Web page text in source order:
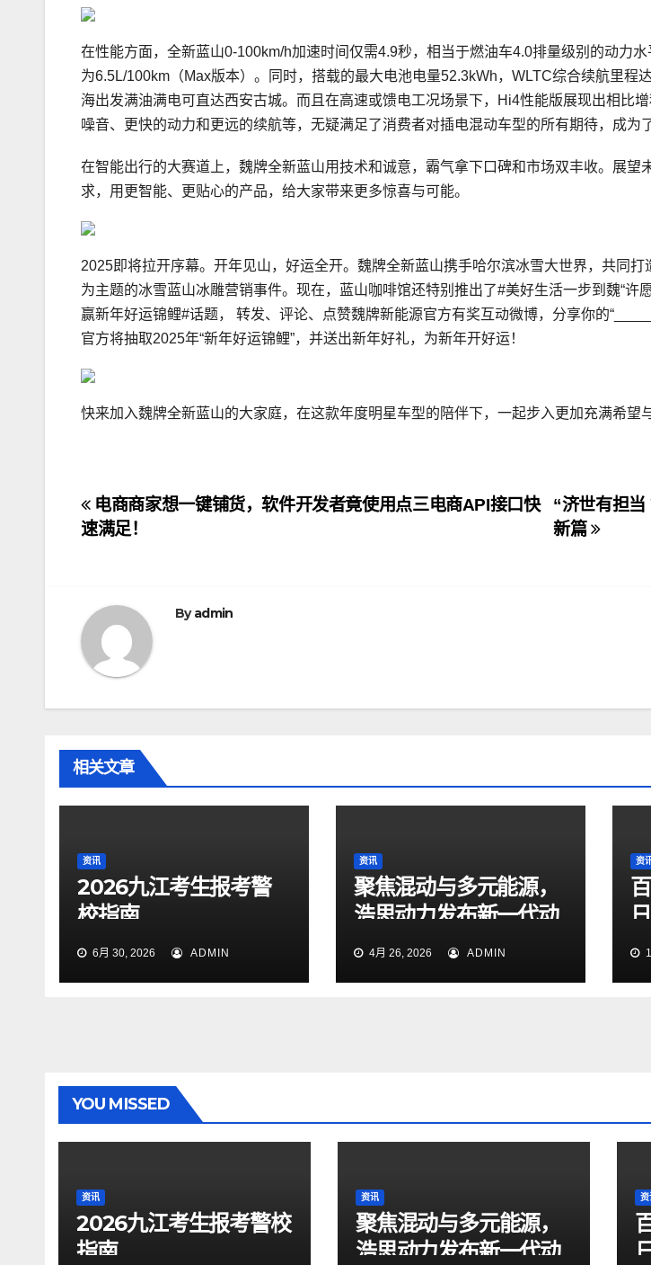
在性能方面，全新蓝山0-100km/h加速时间仅需4.9秒，相当于燃油车4.0排量级别的动力
为6.5L/100km（Max版本）。同时，搭载的最大电池电量52.3kWh，WLTC综合续航里程
海出发满油满电可直达西安古城。而且在高速或馈电工况场景下，Hi4性能版展现出相比
噪音、更快的动力和更远的续航等，无疑满足了消费者对插电混动车型的所有期待，成为
在智能出行的大赛道上，魏牌全新蓝山用技术和诚意，霸气拿下口碑和市场双丰收。展望
求，用更智能、更贴心的产品，给大家带来更多惊喜与可能。
2025即将拉开序幕。开年见山，好运全开。魏牌全新蓝山携手哈尔滨冰雪大世界，共同打
为主题的冰雪蓝山冰雕营销事件。现在，蓝山咖啡馆还特别推出了#美好生活一步到魏“许
赢新年好运锦鲤#话题， 转发、评论、点赞魏牌新能源官方有奖互动微博，分享你的
官方将抽取2025年“新年好运锦鲤”，并送出新年好礼，为新年开好运！
快来加入魏牌全新蓝山的大家庭，在这款年度明星车型的陪伴下，一起步入更加充满希望
文
章
航
“济世有担
新篇
电商商家想一键铺货，软件开发者竟使用点三电商API接口快
速满足！
Byadmin
相关文章
资讯
2026九江考生报考警
校指南
6月 30, 2026 ADMIN
资讯
聚焦混动与多元能源，
浩思动力发布新一代动
力技术体系
4月 26, 2026 ADMIN
资
YOU MISSED
资讯
2026九江考生报考警校
指南
资讯
聚焦混动与多元能源，
浩思动力发布新一代动
资